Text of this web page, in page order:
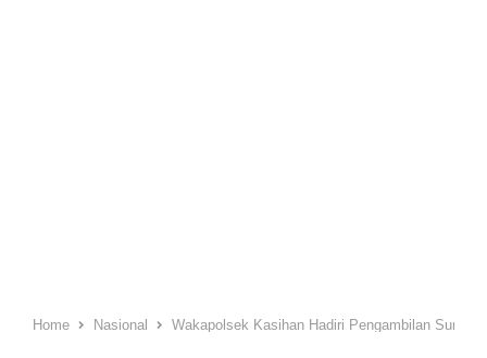
Home Nasional Wakapolsek Kasihan Hadiri Pengambilan